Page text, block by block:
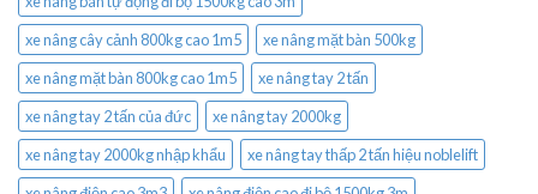
xe nâng cây cảnh 800kg cao 1m5
xe nâng mặt bàn 500kg
xe nâng mặt bàn 800kg cao 1m5
xe nâng tay 2 tấn
xe nâng tay 2 tấn của đức
xe nâng tay 2000kg
xe nâng tay 2000kg nhập khẩu
xe nâng tay thấp 2 tấn hiệu noblelift